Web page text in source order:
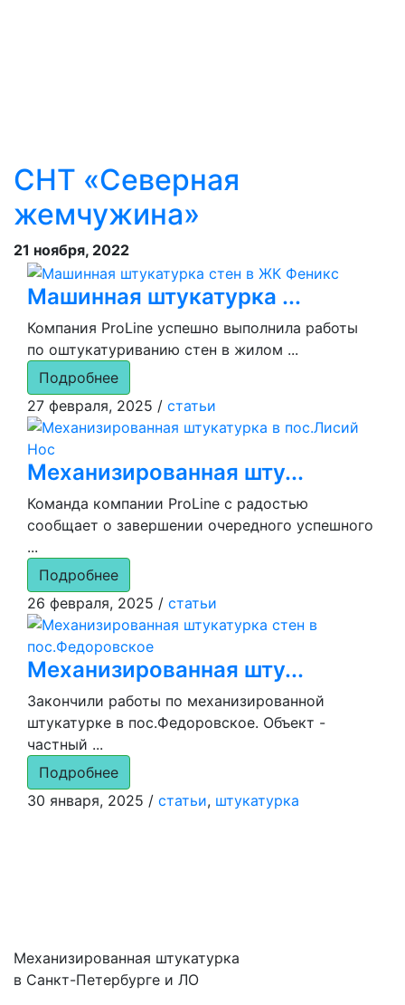
СНТ «Северная
жемчужина»
21 ноября, 2022
Машинная штукатурка ...
Компания ProLine успешно выполнила работы
по оштукатуриванию стен в жилом ...
Подробнее
27 февраля, 2025 / статьи
Механизированная шту...
Команда компании ProLine с радостью
сообщает о завершении очередного успешного
...
Подробнее
26 февраля, 2025 / статьи
Механизированная шту...
Закончили работы по механизированной
штукатурке в пос.Федоровское. Объект -
частный ...
Подробнее
30 января, 2025 / статьи, штукатурка
Механизированная штукатурка
в Санкт-Петербурге и ЛО